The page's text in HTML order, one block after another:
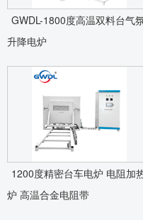
GWDL-1800度高温双料台气
升降电炉
1200度精密台车电炉 电阻加
炉 高温合金电阻带